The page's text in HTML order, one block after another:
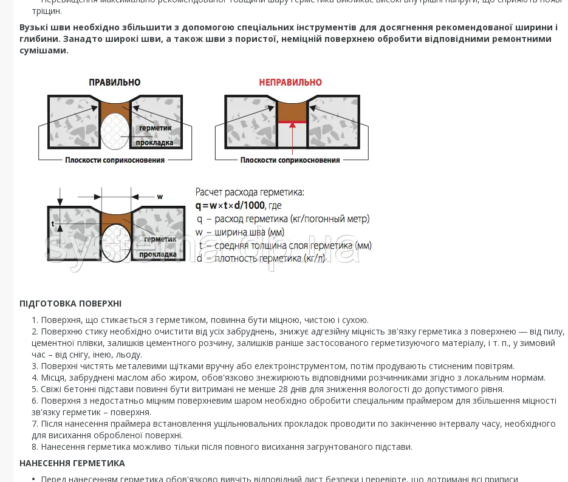
тріщин.
Вузькі шви необхідно збільшити з допомогою спеціальних інструментів для досягнення рекомендованої ширини і
глибини. Занадто широкі шви, а також шви з пористої, неміцній поверхнею обробити відповідними ремонтними
сумішами.
ПІДГОТОВКА ПОВЕРХНІ
Поверхня, що стикається з герметиком, повинна бути міцною, чистою і сухою.
Поверхню стику необхідно очистити від усіх забруднень, знижує адгезійну міцність зв'язку герметика з поверхнею ― від пилу,
цементної плівки, залишків цементного розчину, залишків раніше застосованого герметизуючого матеріалу, і т. п., у зимовий
час – від снігу, інею, льоду.
Поверхні чистять металевими щітками вручну або електроінструментом, потім продувають стисненим повітрям.
Місця, забруднені маслом або жиром, обов'язково знежирюють відповідними розчинниками згідно з локальним нормам.
Свіжі бетонні підстави повинні бути витримані не менше 28 днів для зниження вологості до допустимого рівня.
Поверхня з недостатньо міцним поверхневим шаром необхідно обробити спеціальним праймером для збільшення міцності
зв'язку герметик – поверхня.
Після нанесення праймера встановлення ущільнювальних прокладок проводити по закінченню інтервалу часу, необхідного
для висихання обробленої поверхні.
Нанесення герметика можливо тільки після повного висихання загрунтованого підстави.
НАНЕСЕННЯ ГЕРМЕТИКА
Перед нанесенням герметика обов'язково вивчіть відповідний лист безпеки і перевірте, що дотримані всі приписи